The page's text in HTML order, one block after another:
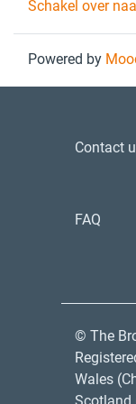
Schakel over
Powered by
Contact
FAQ
© The
Wales
Scotland